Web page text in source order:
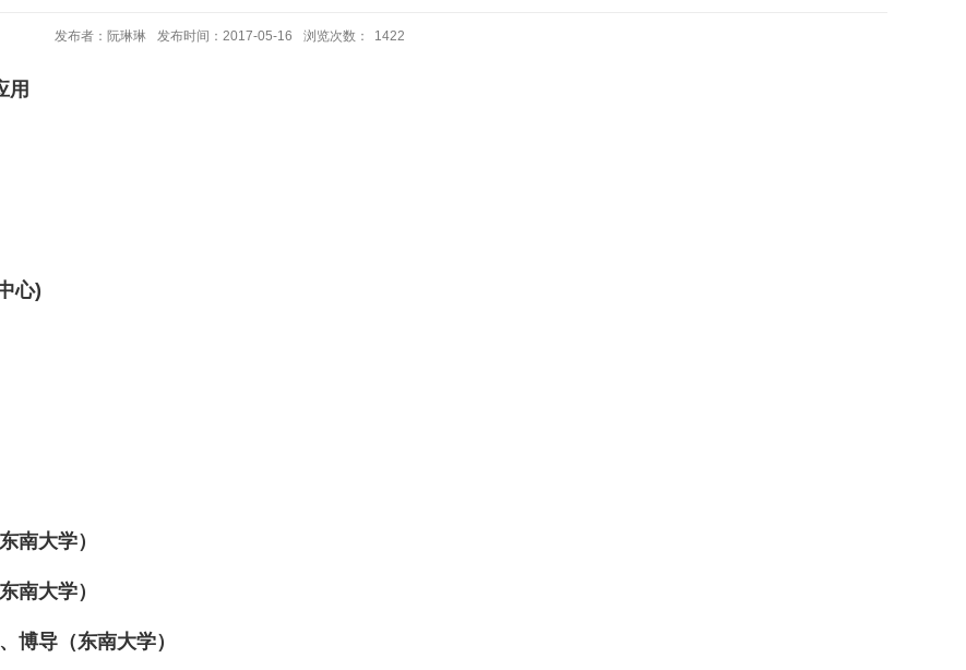
发布者：阮琳琳 发布时间：2017-05-16 浏览次数： 1422
用
心)
南大学）
南大学）
博导（东南大学）